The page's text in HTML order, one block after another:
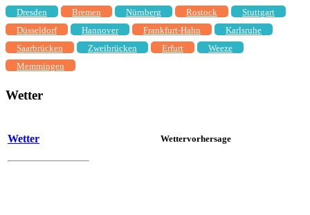
Dresden
Bremen Nürnberg Rostock
Stuttgart
Düsseldorf
Hannover Frankfurt-Hahn
Karlsruhe
Saarbrücken
Zweibrücken Erfurt
Weeze
Memmingen
Wetter
Wetter Wettervorhersage